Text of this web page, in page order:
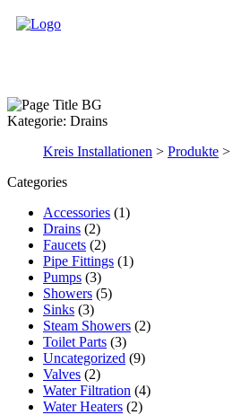
Kategorie: Drains
Kreis Installationen > Produkte >
Categories
Accessories (1)
Drains (2)
Faucets (2)
Pipe Fittings (1)
Pumps (3)
Showers (5)
Sinks (3)
Steam Showers (2)
Toilet Parts (3)
Uncategorized (9)
Valves (2)
Water Filtration (4)
Water Heaters (2)